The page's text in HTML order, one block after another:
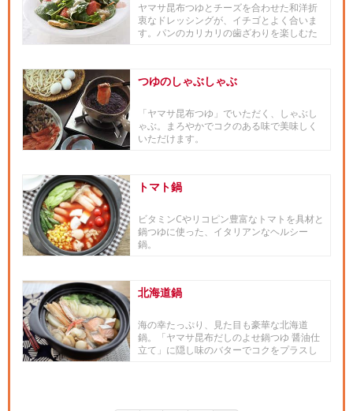
ヤマサ昆布つゆとチーズを合わせた和洋折
衷なドレッシングが、イチゴとよく合いま
す。パンのカリカリの歯ざわりを楽しむた
つゆのしゃぶしゃぶ
「ヤマサ昆布つゆ」でいただく、しゃぶし
ゃぶ。まろやかでコクのある味で美味しく
いただけます。
トマト鍋
ビタミンCやリコピン豊富なトマトを具材と
鍋つゆに使った、イタリアンなヘルシー
鍋。
北海道鍋
海の幸たっぷり、見た目も豪華な北海道
鍋。「ヤマサ昆布だしのよせ鍋つゆ 醤油仕
立て」に隠し味のバターでコクをプラスし